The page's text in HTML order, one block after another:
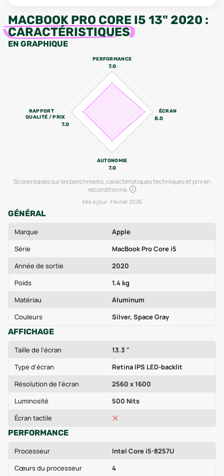
MACBOOK PRO CORE I5 13" 2020 :
CARACTÉRISTIQUES
EN GRAPHIQUE
PERFORMANCE
7.0
ÉCRAN
8.0
AUTONOMIE
7.0
RAPPORT
QUALITÉ / PRIX
7.0
Scores basés sur les benchmarks, caractéristiques techniques et prix en
reconditionné.
Mis à jour : Février 2026
GÉNÉRAL
Marque
Apple
Série
MacBook Pro Core i5
Année de sortie
2020
Poids
1.4 kg
Matériau
Aluminum
Couleurs
Silver, Space Gray
AFFICHAGE
Taille de l'écran
13.3 "
Type d'écran
Retina IPS LED-backlit
Résolution de l'écran
2560 x 1600
Luminosité
500 Nits
Écran tactile
PERFORMANCE
Processeur
Intel Core i5-8257U
Cœurs du processeur
4